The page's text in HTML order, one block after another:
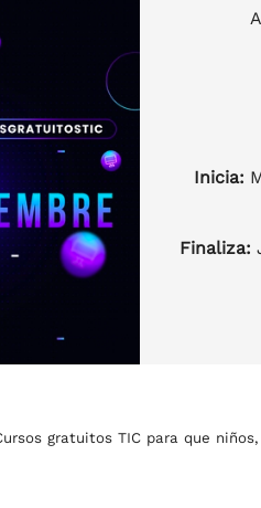
Inicia:
Finaliza:
gratuitos TIC para que